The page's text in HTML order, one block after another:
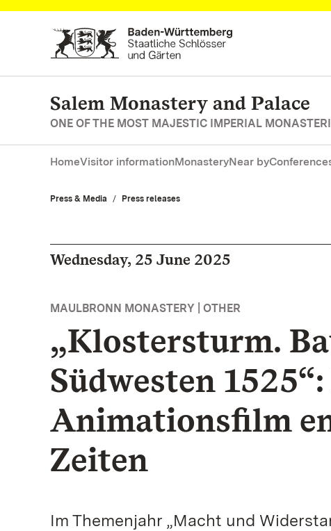
Navigate to main page
Salem Monastery and Palace
ONE OF THE MOST MAJESTIC IMPERIAL
HomeVisitor informationMonasteryNear by
Press & Media Press releases
Wednesday, 25 June 2025
MAULBRONN MONASTERY | OTHER
„Klostersturm.
Südwesten
Animationsfilm
Zeiten
Im Themenjahr „Macht und